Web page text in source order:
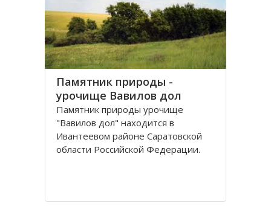
Лес национализирован после
Памятник природы -
урочище Вавилов дол
Памятник природы урочище
"Вавилов дол" находится в
Ивантеевом районе Саратовской
области Российской Федерации.
междуречье рек Чернава и Сухой